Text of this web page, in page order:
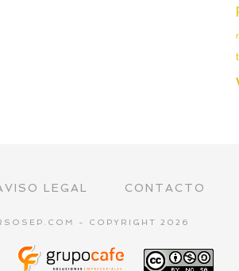
LEGAL CONTACTO
- COPYRIGHT 2026